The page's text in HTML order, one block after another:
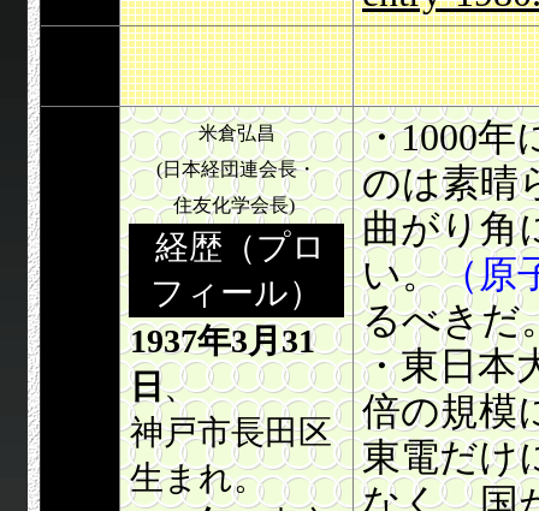
米倉弘昌
(日本経団連会長・
住友化学会長)
経歴（プロ
フィール）
1937年3月31
日、
神戸市長田区
生まれ。
・1000年
のは素晴
曲がり角
い。（原
るべきだ
・東日本
倍の規模
東電だけ